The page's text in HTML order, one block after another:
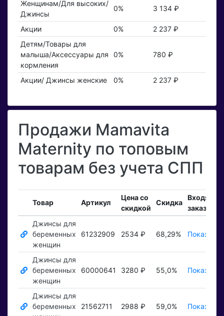
Женщинам/Для высоких/
Джинсы
0% 3 134 ₽
Акции 0%
2 237 ₽
Детям/Товары для
малыша/Аксессуары для
кормления
0% 780 ₽
Акции/ Джинсы женские 0% 2 237 ₽
Продажи Mamavita
Maternity по топовым
товарам без учета СПП
Товар Артикул
Цена со
скидкой
Скидка
Входящие
заказы
Джинсы для
беременных
женщин
61232909 2534 ₽ 68,29% Показать
Джинсы для
беременных
женщин
60000641 3280 ₽ 55,0% Показать
Джинсы для
беременных
21562711 2988 ₽ 59,0% Показать